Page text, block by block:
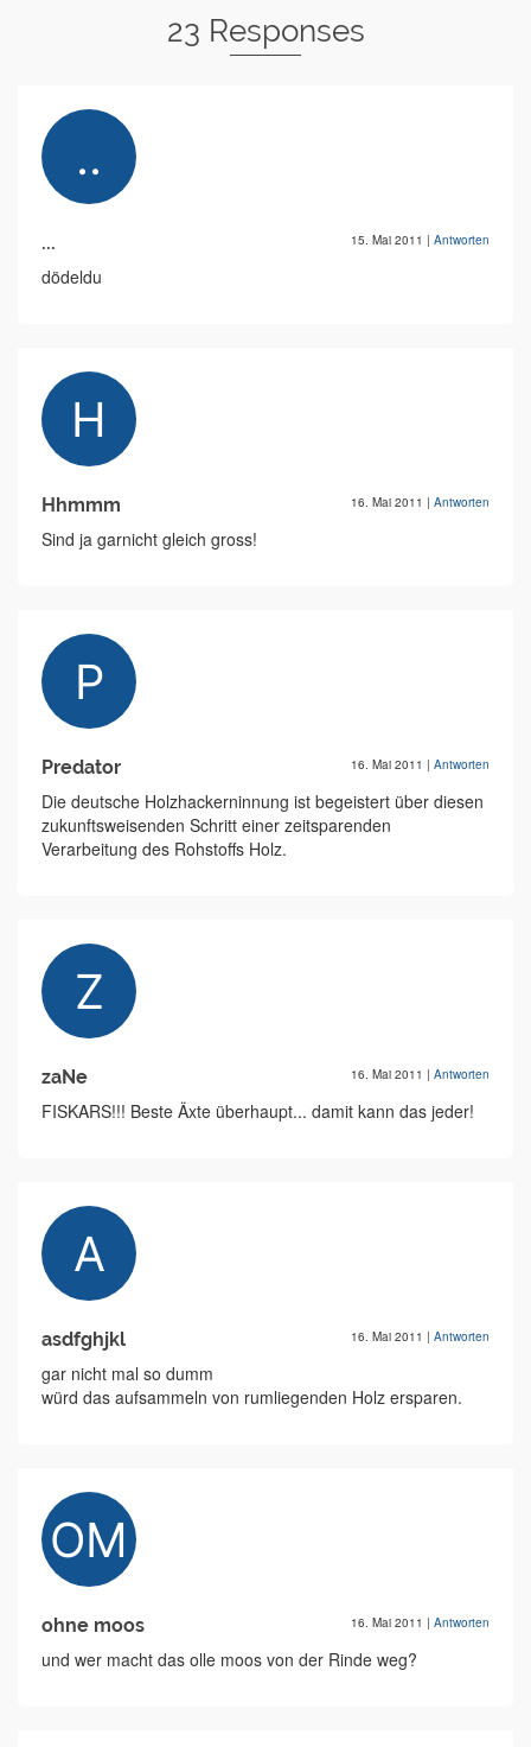
23 Responses
... 15. Mai 2011 | Antworten
dödeldu
Hhmmm 16. Mai 2011 | Antworten
Sind ja garnicht gleich gross!
Predator 16. Mai 2011 | Antworten
Die deutsche Holzhackerninnung ist begeistert über diesen
zukunftsweisenden Schritt einer zeitsparenden
Verarbeitung des Rohstoffs Holz.
zaNe 16. Mai 2011 | Antworten
FISKARS!!! Beste Äxte überhaupt... damit kann das jeder!
asdfghjkl 16. Mai 2011 | Antworten
gar nicht mal so dumm
würd das aufsammeln von rumliegenden Holz ersparen.
ohne moos 16. Mai 2011 | Antworten
und wer macht das olle moos von der Rinde weg?